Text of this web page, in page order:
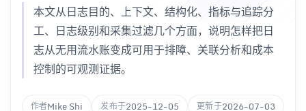
本文从日志目的、上下文、结构化、指标与追踪分
工、日志级别和采集过滤几个方面，说明怎样把日
志从无用流水账变成可用于排障、关联分析和成本
控制的可观测证据。
作者Mike Shi 发布于2025-12-05 更新于2026-07-03